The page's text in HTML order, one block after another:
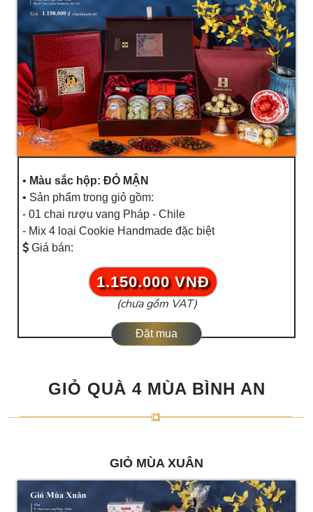
• Màu sắc hộp: ĐỎ MẬN
• Sản phẩm trong giỏ gồm:
- 01 chai rượu vang Pháp - Chile
- Mix 4 loại Cookie Handmade đặc biệt
Giá bán:
1.150.000 VNĐ
(chưa gồm VAT)
Đặt mua
GIỎ QUÀ 4 MÙA BÌNH AN
GIỎ MÙA XUÂN